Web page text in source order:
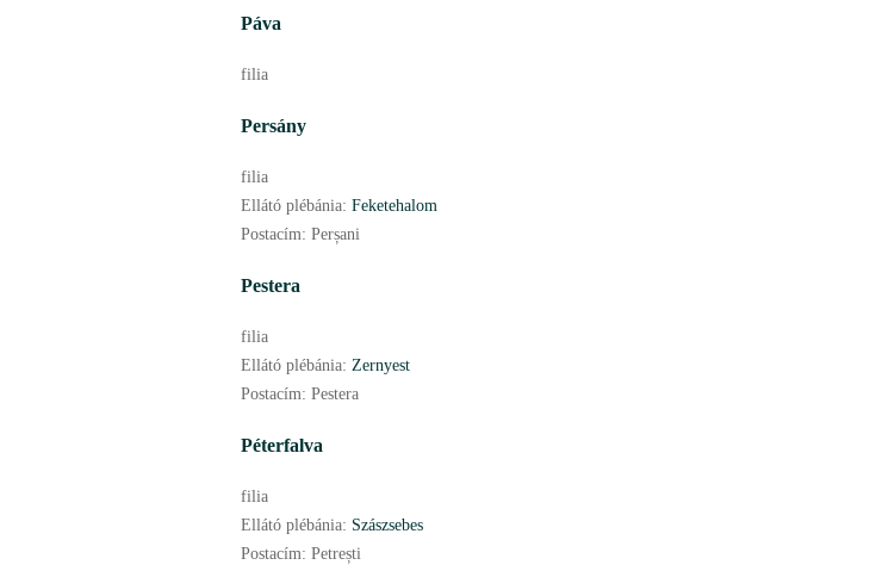
Páva
filia
Persány
filia
Ellátó plébánia: Feketehalom
Postacím: Perșani
Pestera
filia
Ellátó plébánia: Zernyest
Postacím: Pestera
Péterfalva
filia
Ellátó plébánia: Szászsebes
Postacím: Petrești